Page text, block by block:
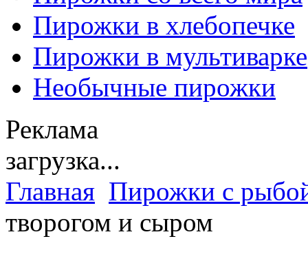
Пирожки в хлебопечке
Пирожки в мультиварке
Необычные пирожки
Реклама
загрузка...
Главная Пирожки с
творогом и сыром